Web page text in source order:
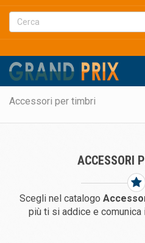
Accessori per timbri
ACCESSORI
Scegli nel catalogo
più ti si addice e